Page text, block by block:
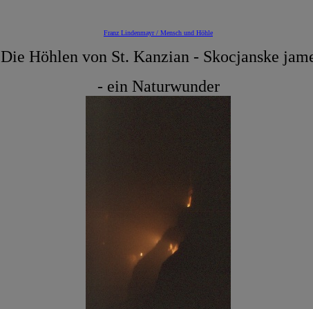
Franz Lindenmayr / Mensch und Höhle
Die Höhlen von St. Kanzian - Skocjanske
- ein Naturwunder